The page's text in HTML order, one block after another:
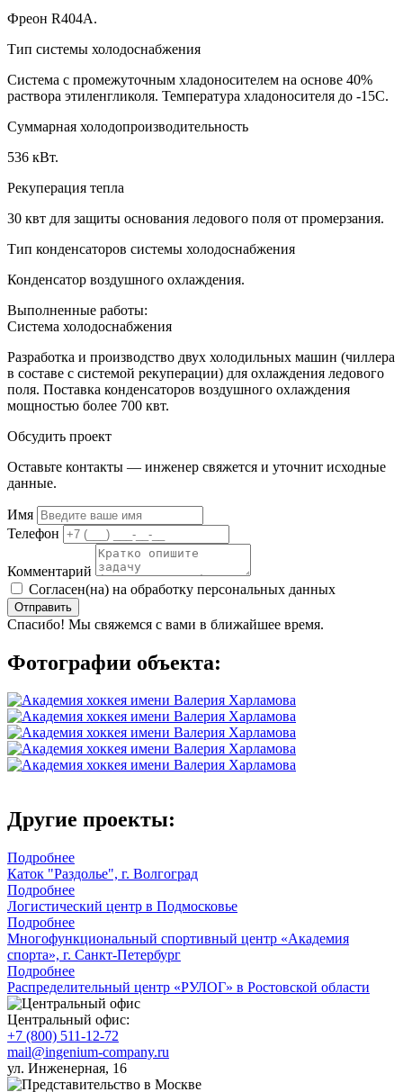
Фреон R404A.
Тип системы холодоснабжения
Система с промежуточным хладоносителем на основе 40%
раствора этиленгликоля. Температура хладоносителя до -15C.
Cуммарная холодопроизводительность
536 кВт.
Рекуперация тепла
30 квт для защиты основания ледового поля от промерзания.
Тип конденсаторов системы холодоснабжения
Конденсатор воздушного охлаждения.
Выполненные работы:
Система холодоснабжения
Разработка и производство двух холодильных машин (чиллера
в составе с системой рекуперации) для охлаждения ледового
поля. Поставка конденсаторов воздушного охлаждения
мощностью более 700 квт.
Обсудить проект
Оставьте контакты — инженер свяжется и уточнит исходные
данные.
Имя
Телефон
Комментарий
Согласен(на) на обработку персональных данных
Отправить
Спасибо! Мы свяжемся с вами в ближайшее время.
Фотографии объекта:
Другие проекты:
Подробнее
Каток "Раздолье", г. Волгоград
Подробнее
Логистический центр в Подмосковье
Подробнее
Многофункциональный спортивный центр «Академия
спорта», г. Санкт‑Петербург
Подробнее
Распределительный центр «РУЛОГ» в Ростовской области
Центральный офис:
+7 (800) 511-12-72
mail@ingenium-company.ru
ул. Инженерная, 16